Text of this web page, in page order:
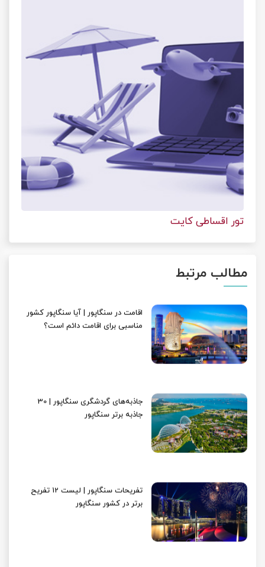
تور اقساطی کایت
مطالب مرتبط
اقامت در سنگاپور | آیا سنگاپور کشور
مناسبی برای اقامت دائم است؟
جاذبه‌های گردشگری سنگاپور | 30
جاذبه برتر سنگاپور
تفریحات سنگاپور | لیست 12 تفریح
برتر در کشور سنگاپور